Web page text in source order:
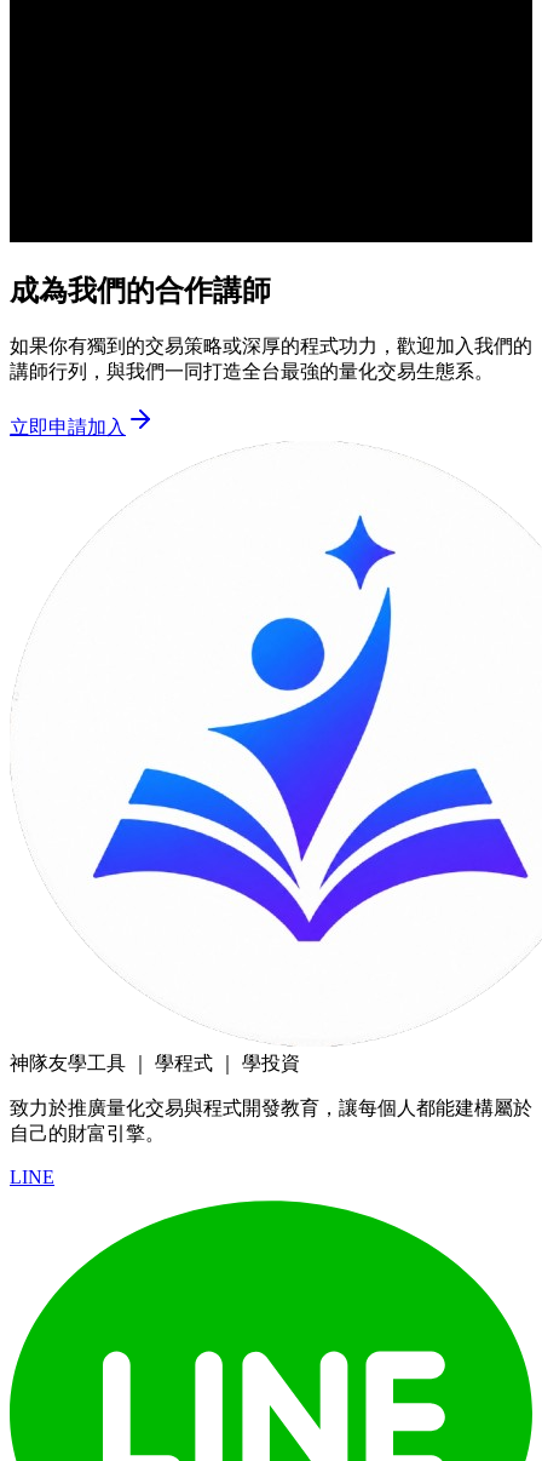
成為我們的合作講師
如果你有獨到的交易策略或深厚的程式功力，歡迎加入我們的
講師行列，與我們一同打造全台最強的量化交易生態系。
立即申請加入
神隊友學工具 ｜ 學程式 ｜ 學投資
致力於推廣量化交易與程式開發教育，讓每個人都能建構屬於
自己的財富引擎。
LINE